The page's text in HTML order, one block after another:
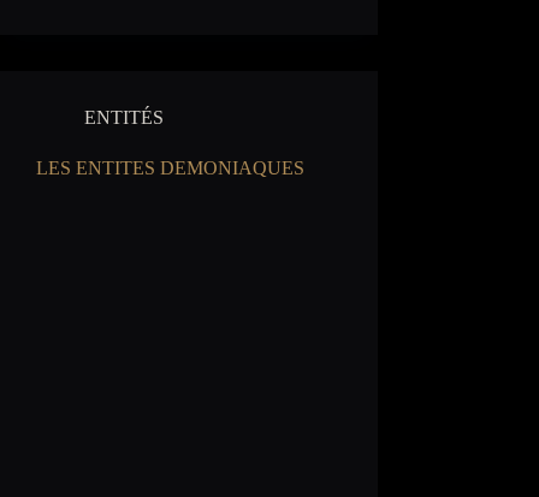
ENTITÉS
LES ENTITES DEMONIAQUES